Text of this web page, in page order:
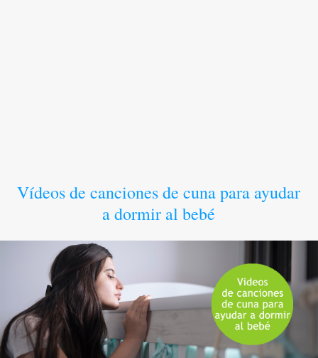
Vídeos de canciones de cuna para ayudar
a dormir al bebé